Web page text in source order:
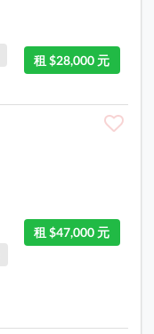
租 $28,000 元
租 $47,000 元